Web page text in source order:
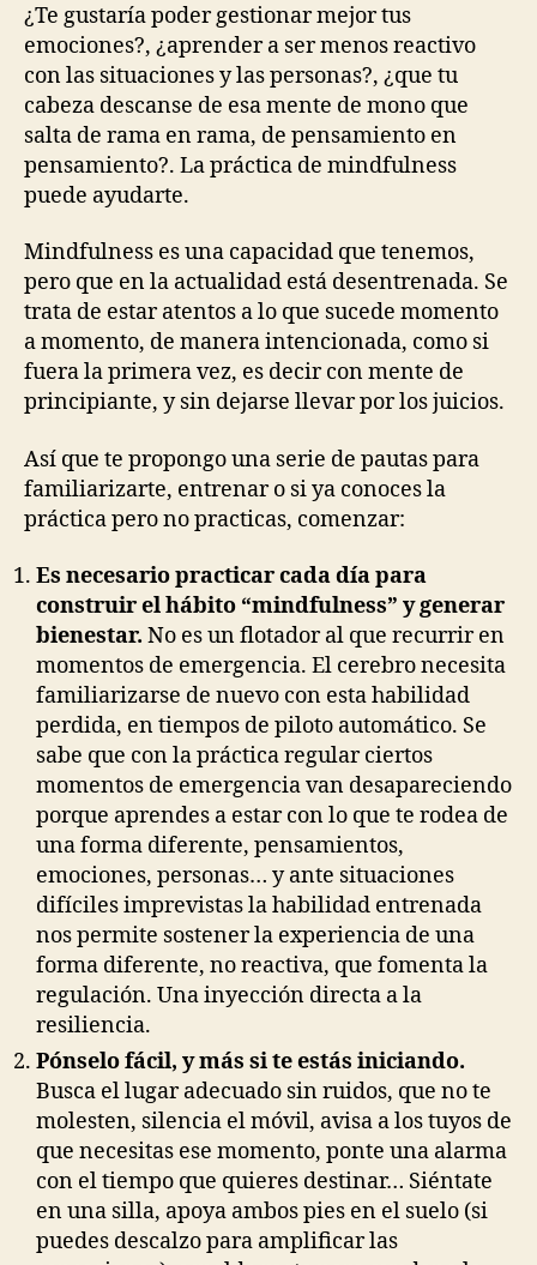
¿Te gustaría poder gestionar mejor tus
emociones?, ¿aprender a ser menos reactivo
con las situaciones y las personas?, ¿que tu
cabeza descanse de esa mente de mono que
salta de rama en rama, de pensamiento en
pensamiento?. La práctica de mindfulness
puede ayudarte.
Mindfulness es una capacidad que tenemos,
pero que en la actualidad está desentrenada. Se
trata de estar atentos a lo que sucede momento
a momento, de manera intencionada, como si
fuera la primera vez, es decir con mente de
principiante, y sin dejarse llevar por los juicios.
Así que te propongo una serie de pautas para
familiarizarte, entrenar o si ya conoces la
práctica pero no practicas, comenzar:
Es necesario practicar cada día para
construir el hábito “mindfulness” y generar
bienestar. No es un flotador al que recurrir en
momentos de emergencia. El cerebro necesita
familiarizarse de nuevo con esta habilidad
perdida, en tiempos de piloto automático. Se
sabe que con la práctica regular ciertos
momentos de emergencia van desapareciendo
porque aprendes a estar con lo que te rodea de
una forma diferente, pensamientos,
emociones, personas… y ante situaciones
difíciles imprevistas la habilidad entrenada
nos permite sostener la experiencia de una
forma diferente, no reactiva, que fomenta la
regulación. Una inyección directa a la
resiliencia.
Pónselo fácil, y más si te estás iniciando.
Busca el lugar adecuado sin ruidos, que no te
molesten, silencia el móvil, avisa a los tuyos de
que necesitas ese momento, ponte una alarma
con el tiempo que quieres destinar… Siéntate
en una silla, apoya ambos pies en el suelo (si
puedes descalzo para amplificar las